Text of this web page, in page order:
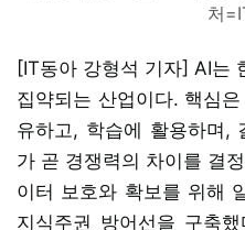
처
[IT동아 강형석 기자] AI는
집약되는 산업이다. 핵심
유하고, 학습에 활용하며,
가 곧 경쟁력의 차이를 결
이터 보호와 확보를 위해
지식주권 방어선을 구축